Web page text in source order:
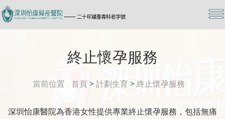
終止懷孕服務
當前位置 首頁 >計劃生育>終止懷孕服務
深圳怡康醫院為香港女性提供專業終止懷孕服務，包括無痛